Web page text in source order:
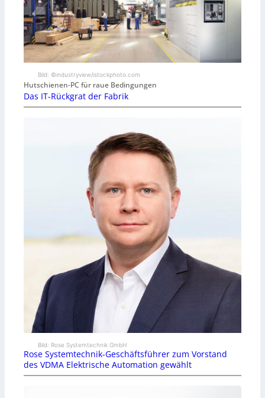
Bild: ©industryview/istockphoto.com
Hutschienen-PC für raue Bedingungen
Das IT-Rückgrat der Fabrik
Bild: Rose Systemtechnik GmbH
Rose Systemtechnik-Geschäftsführer zum Vorstand
des VDMA Elektrische Automation gewählt